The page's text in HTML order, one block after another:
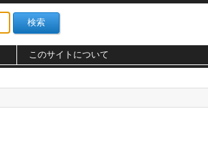
このサイトについて